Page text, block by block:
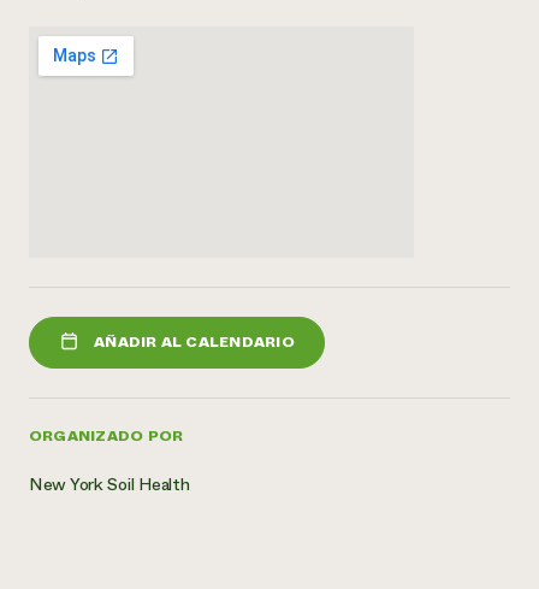
AÑADIR AL CALENDARIO
ORGANIZADO POR
New York Soil Health